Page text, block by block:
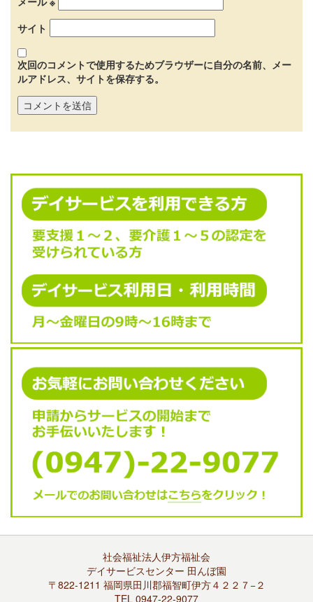
サイト
次回のコメントで使用するためブラウザーに自分の名前、メー
ルアドレス、サイトを保存する。
社会福祉法人伊方福祉会
デイサービスセンター 田んぼ園
〒822-1211 福岡県田川郡福智町伊方４２２７−２
TEL 0947-22-9077